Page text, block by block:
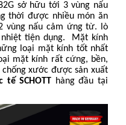
sở hữu tới 3 vùng nấu
thời được nhiều món ăn
vùng nấu cảm ứng từ. lò
nhiệt tiện dụng. Mặt kính
loại mặt kính tốt nhất
mặt kính rất cứng, bền,
xước được sản xuất
SCHOTT hàng đầu tại